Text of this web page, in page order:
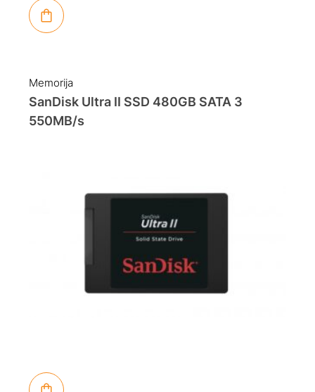
Memorija
SanDisk Ultra II SSD 480GB SATA 3
550MB/s